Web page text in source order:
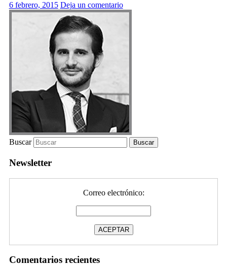
6 febrero, 2015 Deja un comentario
Buscar
Newsletter
Correo electrónico:
Comentarios recientes